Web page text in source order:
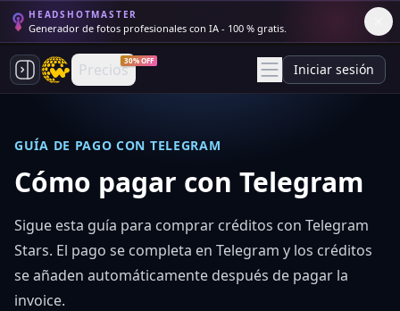
HEADSHOTMASTER
Generador de fotos profesionales con IA - 100 % gratis.
Precios30% OFF
Iniciar sesión
GUÍA DE PAGO CON TELEGRAM
Cómo pagar con Telegram
Sigue esta guía para comprar créditos con Telegram
Stars. El pago se completa en Telegram y los créditos
se añaden automáticamente después de pagar la
invoice.